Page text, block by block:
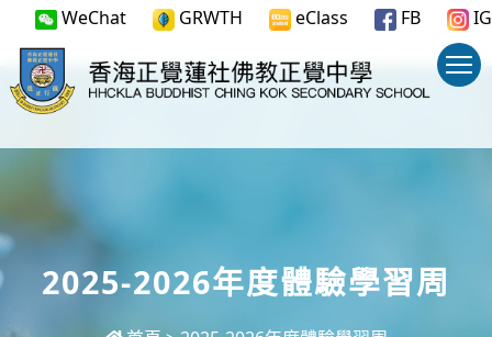
WeChat GRWTH eClass FB IG
2025-2026年度體驗學習周